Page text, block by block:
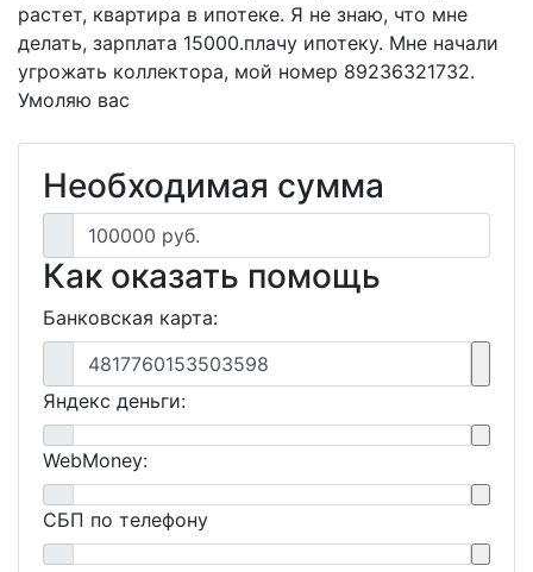
растет, квартира в ипотеке. Я не знаю, что мне
делать, зарплата 15000.плачу ипотеку. Мне начали
угрожать коллектора, мой номер 89236321732.
Умоляю вас
Необходимая сумма
100000 руб.
Как оказать помощь
Банковская карта:
4817760153503598
Яндекс деньги:
WebMoney:
СБП по телефону